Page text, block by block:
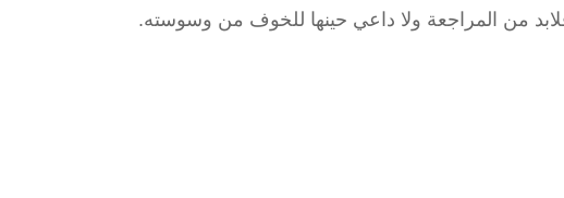
من المراجعة ولا داعي حينها للخوف من وسوسته.